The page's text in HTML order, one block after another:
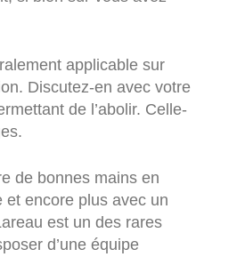
applicable sur
Discutez-en avec votre
de l’abolir. Celle-
de bonnes mains en
et encore plus avec un
est un des rares
d’une équipe